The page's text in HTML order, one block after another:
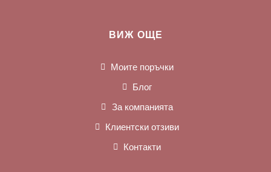
ВИЖ ОЩЕ
Моите поръчки
Блог
За компанията
Клиентски отзиви
Контакти